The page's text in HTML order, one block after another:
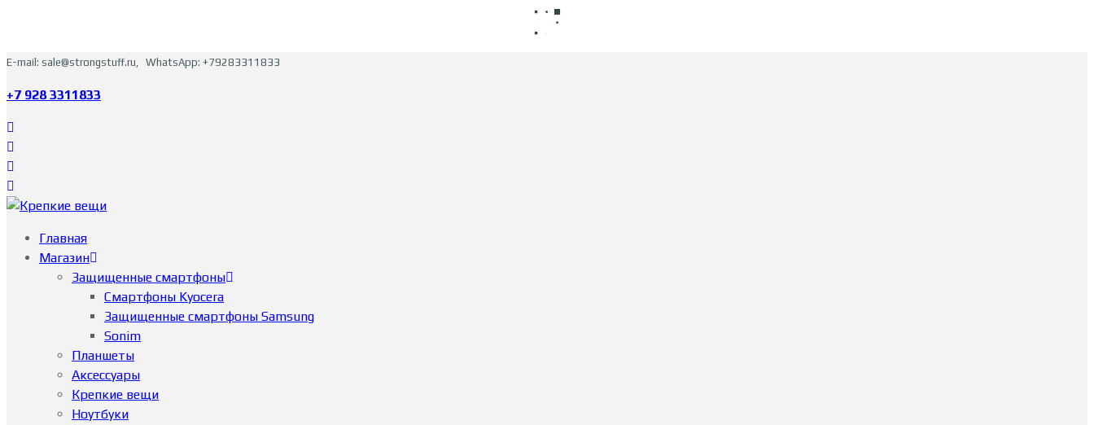
E-mail: sale@strongstuff.ru, WhatsApp: +79283311833
+7 928 3311833
Главная
Магазин
Защищенные смартфоны
Смартфоны Kyocera
Защищенные смартфоны Samsung
Sonim
Планшеты
Аксессуары
Крепкие вещи
Ноутбуки